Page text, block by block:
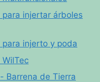
injertar árboles
injerto y poda
Barrena de Tierra